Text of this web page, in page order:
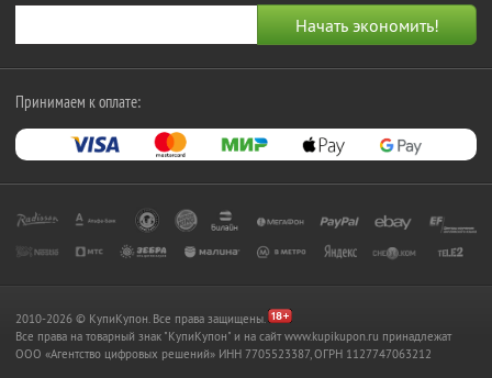
Принимаем к оплате:
2010-2026 © КупиКупон. Все права защищены.
Все права на товарный знак "КупиКупон" и на сайт www.kupikupon.ru принадлежат
OOO «Агентство цифровых решений» ИНН 7705523387, ОГРН 1127747063212